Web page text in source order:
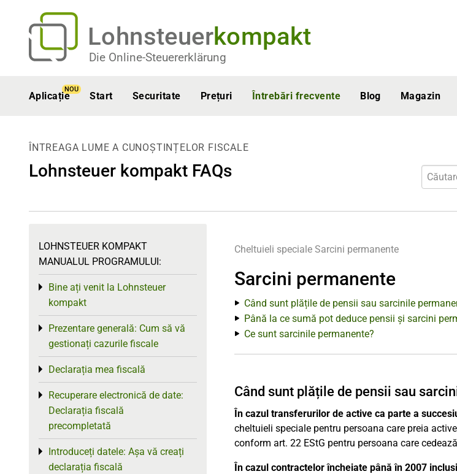
Lohnsteuerkompakt
Die Online-Steuererklärung
Aplicație
NOU
Start Securitate Prețuri Întrebări frecvente Blog Magazin
ÎNTREAGA LUME A CUNOȘTINȚELOR FISCALE
Lohnsteuer kompakt FAQs
Cheltuieli speciale Sarcini permanente
Sarcini permanente
Când sunt plățile de pensii sau sarcinile
Până la ce sumă pot deduce pensii și sarcini
Ce sunt sarcinile permanente?
Când sunt plățile de pensii sau
În cazul transferurilor de active ca parte a
cheltuieli speciale pentru persoana care preia
conform art. 22 EStG pentru persoana care
În cazul contractelor încheiate până în 2007
LOHNSTEUER KOMPAKT
MANUALUL PROGRAMULUI:
Bine ați venit la Lohnsteuer
kompakt
Toggle menu
Prezentare generală: Cum să vă
gestionați cazurile fiscale
Toggle menu
Declarația mea fiscală
Toggle menu
Recuperare electronică de date:
Declarația fiscală
precompletată
Toggle menu
Introduceți datele: Așa vă creați
declarația fiscală
Toggle menu